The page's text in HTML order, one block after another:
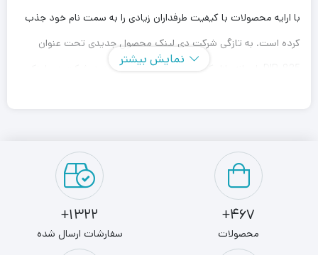
با ارایه محصولات با کیفیت طرفداران زیادی را به سمت نام خود جذب
کرده است. به تازگی شرکت دی لینک محصول جدیدی تحت عنوان
DIR-825 را روانه بازار کرده است. این محصول جدید شرکت دی‌ لینک
روتر بی‌سیم DIR-825 از چهار درگاه LAN گیگابیتی بهره می‌برد که برای
اتصال تجهیزاتی مانند رایانه، دوربین مداربسته و… به شبکه از طریق
کابل مورد استفاده قرار می‌گیرد. در کنار این چهار درگاه یک درگاه
WAN گیگابیتی به رنگ زرد به چشم می‌خورد که برای اینترنت است. در
نمایش بیشتر
467+
محصولات
1322+
سفارشات ارسال شده